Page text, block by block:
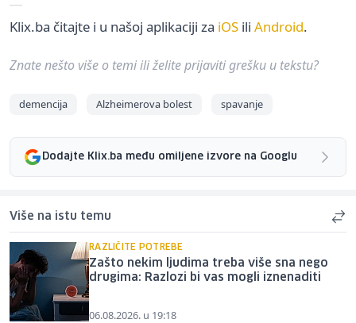
Klix.ba čitajte i u našoj aplikaciji za iOS ili Android.
Znate nešto više o temi ili želite prijaviti grešku u tekstu?
demencija Alzheimerova bolest spavanje
Dodajte Klix.ba među omiljene izvore na Googlu
Više na istu temu
RAZLIČITE POTREBE
Zašto nekim ljudima treba više sna nego
drugima: Razlozi bi vas mogli iznenaditi
06.08.2026. u 19:18